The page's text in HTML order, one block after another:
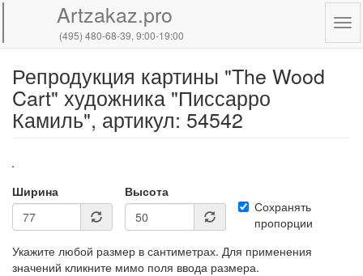
Перейти
основному
содержанию
Artzakaz.pro
(495) 480-68-39, 9:00-19:00
Репродукция картины "The Wood
Cart" художника "Писсарро
Камиль", артикул: 54542
Ширина
Высота
Сохранять
пропорции
Укажите любой размер в сантиметрах. Для применения
значений кликните мимо поля ввода размера.